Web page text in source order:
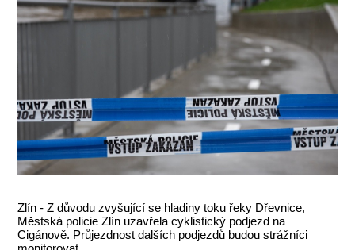
Zlín - Z důvodu zvyšující se hladiny toku řeky Dřevnice,
Městská policie Zlín uzavřela cyklistický podjezd na
Cigánově. Průjezdnost dalších podjezdů budou strážníci